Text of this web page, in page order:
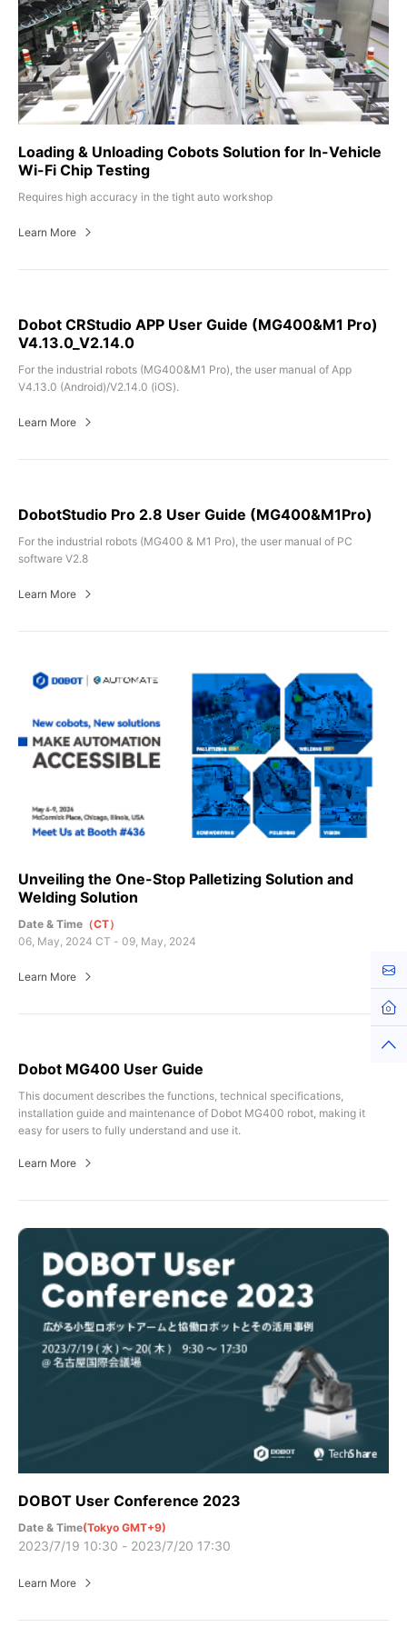
Loading & Unloading Cobots Solution for In-Vehicle
Wi-Fi Chip Testing
Requires high accuracy in the tight auto workshop
Learn More
Dobot CRStudio APP User Guide (MG400&M1 Pro)
V4.13.0_V2.14.0
For the industrial robots (MG400&M1 Pro), the user manual of App
V4.13.0 (Android)/V2.14.0 (iOS).
Learn More
DobotStudio Pro 2.8 User Guide (MG400&M1Pro)
For the industrial robots (MG400 & M1 Pro), the user manual of PC
software V2.8
Learn More
Unveiling the One-Stop Palletizing Solution and
Welding Solution
Date & Time （CT）
06, May, 2024 CT - 09, May, 2024
Learn More
Dobot MG400 User Guide
This document describes the functions, technical specifications,
installation guide and maintenance of Dobot MG400 robot, making it
easy for users to fully understand and use it.
Learn More
DOBOT User Conference 2023
Date & Time(Tokyo GMT+9)
2023/7/19 10:30 - 2023/7/20 17:30
Learn More
Top